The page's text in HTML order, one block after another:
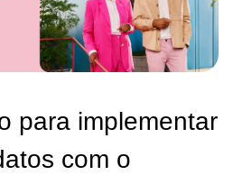
para implementar
com o